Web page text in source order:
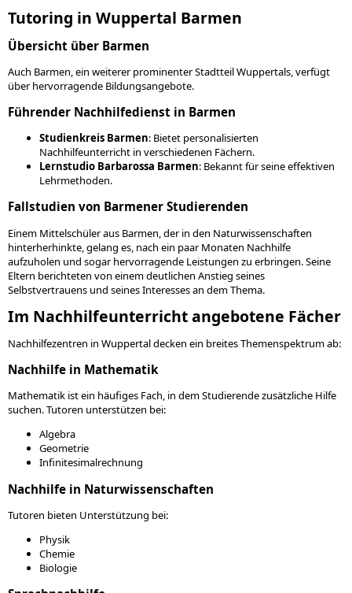
Tutoring in Wuppertal Barmen
Übersicht über Barmen
Auch Barmen, ein weiterer prominenter Stadtteil Wuppertals, verfügt
über hervorragende Bildungsangebote.
Führender Nachhilfedienst in Barmen
Studienkreis Barmen: Bietet personalisierten
Nachhilfeunterricht in verschiedenen Fächern.
Lernstudio Barbarossa Barmen: Bekannt für seine effektiven
Lehrmethoden.
Fallstudien von Barmener Studierenden
Einem Mittelschüler aus Barmen, der in den Naturwissenschaften
hinterherhinkte, gelang es, nach ein paar Monaten Nachhilfe
aufzuholen und sogar hervorragende Leistungen zu erbringen. Seine
Eltern berichteten von einem deutlichen Anstieg seines
Selbstvertrauens und seines Interesses an dem Thema.
Im Nachhilfeunterricht angebotene Fächer
Nachhilfezentren in Wuppertal decken ein breites Themenspektrum ab:
Nachhilfe in Mathematik
Mathematik ist ein häufiges Fach, in dem Studierende zusätzliche Hilfe
suchen. Tutoren unterstützen bei:
Algebra
Geometrie
Infinitesimalrechnung
Nachhilfe in Naturwissenschaften
Tutoren bieten Unterstützung bei:
Physik
Chemie
Biologie